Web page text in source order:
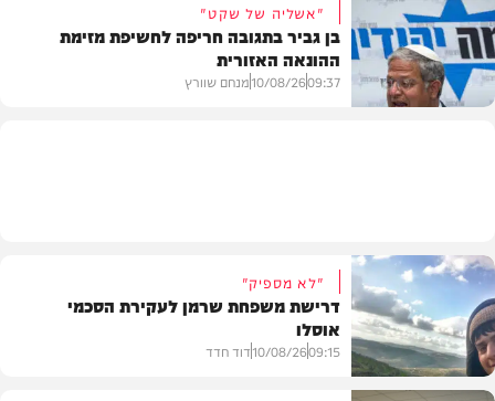
חדשות
"אשליה של שקט"
בן גביר בתגובה חריפה לחשיפת מזימת
ההונאה האזורית
09:37
10/08/26מנחם שוורץ
"לא מספיק"
דרישת משפחת שרמן לעקירת הסכמי
אוסלו
09:15
10/08/26דוד חדד